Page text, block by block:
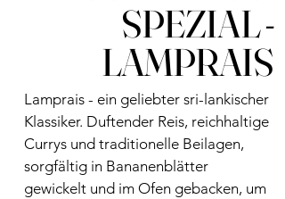
SPEZIAL -
LAMPRAIS
Lamprais - ein geliebter sri-lankischer
Klassiker. Duftender Reis, reichhaltige
Currys und traditionelle Beilagen,
sorgfältig in Bananenblätter
gewickelt und im Ofen gebacken, um